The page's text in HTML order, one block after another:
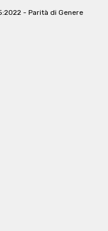
- Parità di Genere